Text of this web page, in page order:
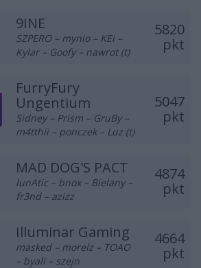
9INE
SZPERO – mynio – KEi –
Kylar – Goofy – nawrot (t)
5820
pkt
FurryFury
Ungentium
Sidney – Prism – GruBy –
m4tthii – ponczek – Luz (t)
5047
pkt
MAD DOG'S PACT
lunAtic – bnox – Bielany –
fr3nd – azizz
4874
pkt
Illuminar Gaming
masked – morelz – TOAO
– byali – szejn
4664
pkt